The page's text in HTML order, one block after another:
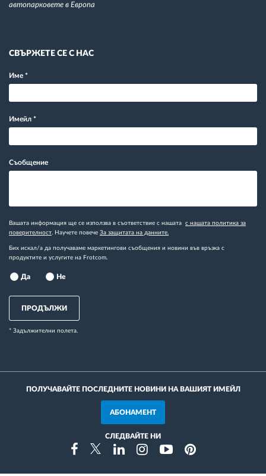
автопарковете в Европа
СВЪРЖЕТЕ СЕ С НАС
Име *
Имейл *
Съобщение
Вашата информация ще се използва в съответствие с нашата с нашата политика за
поверителност . Научете повече За защитата на данните.
Бих искал/а да получаваме маркетингови съобщения и новини във връзка с
продуктите и услугите на Frotcom.
Да Не
ПРОДЪЛЖИ
* Задължителни полета.
ПОЛУЧАВАЙТЕ ПОСЛЕДНИТЕ НОВИНИ НА ВАШИЯТ ИМЕЙЛ
АБОНАМЕНТ
СЛЕДВАЙТЕ НИ
FacebookTwitterLinkedinInstragramYoutubePinterest